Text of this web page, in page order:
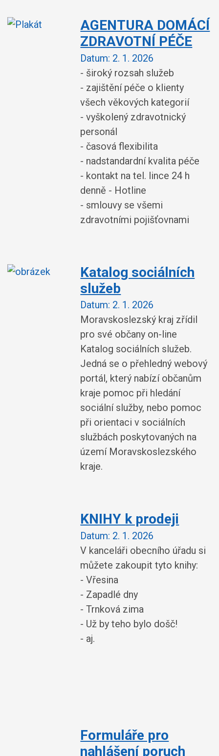
AGENTURA DOMÁCÍ
ZDRAVOTNÍ PÉČE
Datum: 2. 1. 2026
- široký rozsah služeb
- zajištění péče o klienty
všech věkových kategorií
- vyškolený zdravotnický
personál
- časová flexibilita
- nadstandardní kvalita péče
- kontakt na tel. lince 24 h
denně - Hotline
- smlouvy se všemi
zdravotními pojišťovnami
Katalog sociálních
služeb
Datum: 2. 1. 2026
Moravskoslezský kraj zřídil
pro své občany on-line
Katalog sociálních služeb.
Jedná se o přehledný webový
portál, který nabízí občanům
kraje pomoc při hledání
sociální služby, nebo pomoc
při orientaci v sociálních
službách poskytovaných na
území Moravskoslezského
kraje.
KNIHY k prodeji
Datum: 2. 1. 2026
V kanceláři obecního úřadu si
můžete zakoupit tyto knihy:
- Vřesina
- Zapadlé dny
- Trnková zima
- Už by teho bylo došč!
- aj.
Formuláře pro
nahlášení poruch